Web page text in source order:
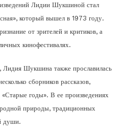
Лидии Шукшиной стал
который вышел в 1973 году.
от зрителей и критиков, а
кинофестивалях.
Лидия Шукшина также прославилась
сборников рассказов,
годы». В ее произведениях
природы, традиционных
души.